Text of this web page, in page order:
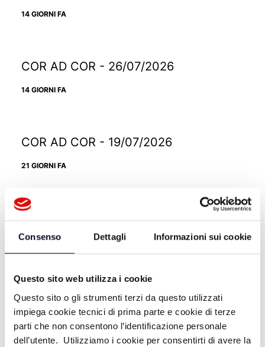
Consenso Dettagli Informazioni sui cookie
Questo sito web utilizza i cookie
Questo sito o gli strumenti terzi da questo utilizzati
impiega cookie tecnici di prima parte e cookie di terze
parti che non consentono l’identificazione personale
dell’utente. Utilizziamo i cookie per consentirti di avere la
14 GIORNI FA
COR AD COR - 26/07/2026
14 GIORNI FA
COR AD COR - 19/07/2026
21 GIORNI FA
COR AD COR - 12/07/2026
28 GIORNI FA
COR AD COR - 05/07/2026
1 MESE FA